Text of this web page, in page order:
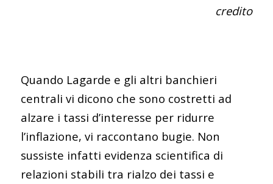
credito
Quando Lagarde e gli altri banchieri
centrali vi dicono che sono costretti ad
alzare i tassi d’interesse per ridurre
l’inflazione, vi raccontano bugie. Non
sussiste infatti evidenza scientifica di
relazioni stabili tra rialzo dei tassi e